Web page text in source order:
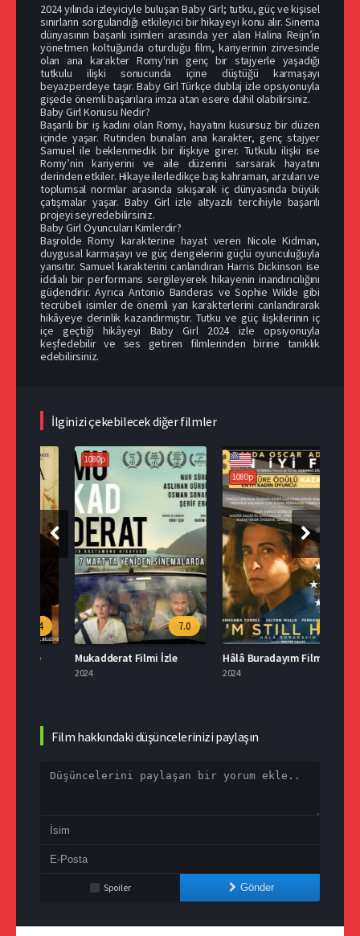
2024 yılında izleyiciyle buluşan Baby Girl; tutku, güç ve kişisel
sınırların sorgulandığı etkileyici bir hikayeyi konu alır. Sinema
dünyasının başarılı isimleri arasında yer alan Halina Reijn’in
yönetmen koltuğunda oturduğu film, kariyerinin zirvesinde
olan ana karakter Romy'nin genç bir stajyerle yaşadığı
tutkulu ilişki sonucunda içine düştüğü karmaşayı
beyazperdeye taşır. Baby Girl Türkçe dublaj izle opsiyonuyla
gişede önemli başarılara imza atan esere dahil olabilirsiniz.
Baby Girl Konusu Nedir?
Başarılı bir iş kadını olan Romy, hayatını kusursuz bir düzen
içinde yaşar. Rutinden bunalan ana karakter, genç stajyer
Samuel ile beklenmedik bir ilişkiye girer. Tutkulu ilişki ise
Romy’nin kariyerini ve aile düzenini sarsarak hayatını
derinden etkiler. Hikaye ilerledikçe baş kahraman, arzuları ve
toplumsal normlar arasında sıkışarak iç dünyasında büyük
çatışmalar yaşar. Baby Girl izle altyazılı tercihiyle başarılı
projeyi seyredebilirsiniz.
Baby Girl Oyuncuları Kimlerdir?
Başrolde Romy karakterine hayat veren Nicole Kidman,
duygusal karmaşayı ve güç dengelerini güçlü oyunculuğuyla
yansıtır. Samuel karakterini canlandıran Harris Dickinson ise
iddialı bir performans sergileyerek hikayenin inandırıcılığını
güçlendirir. Ayrıca Antonio Banderas ve Sophie Wilde gibi
tecrübeli isimler de önemli yan karakterlerini canlandırarak
hikâyeye derinlik kazandırmıştır. Tutku ve güç ilişkilerinin iç
içe geçtiği hikâyeyi Baby Girl 2024 izle opsiyonuyla
keşfedebilir ve ses getiren filmlerinden birine tanıklık
edebilirsiniz.
İlginizi çekebilecek diğer filmler
7.0
Mukadderat Filmi İzle
1080p
8.2
Hâlâ Buradayım Filmi İzle
Film hakkındaki düşüncelerinizi paylaşın
Spoiler Gönder